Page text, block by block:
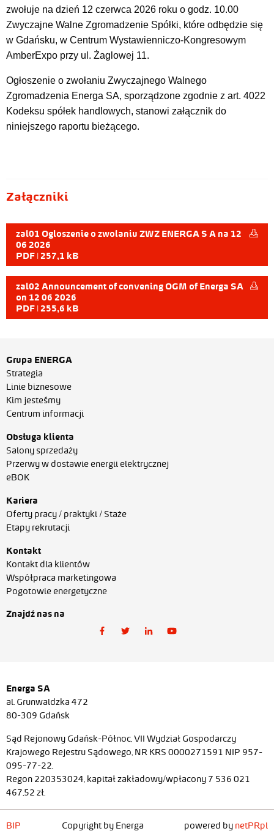
zwołuje na dzień 12 czerwca 2026 roku o godz. 10.00
Zwyczajne Walne Zgromadzenie Spółki, które odbędzie się
w Gdańsku, w Centrum Wystawienniczo-Kongresowym
AmberExpo przy ul. Żaglowej 11.
Ogłoszenie o zwołaniu Zwyczajnego Walnego
Zgromadzenia Energa SA, sporządzone zgodnie z art. 4022
Kodeksu spółek handlowych, stanowi załącznik do
niniejszego raportu bieżącego.
Załączniki
zal01 Ogloszenie o zwolaniu ZWZ ENERGA S A na 12
06 2026
PDF | 257,1 kB
zal02 Announcement of convening OGM of Energa SA
on 12 06 2026
PDF | 255,6 kB
Grupa ENERGA
Strategia
Linie biznesowe
Kim jesteśmy
Centrum informacji
Obsługa klienta
Salony sprzedaży
Przerwy w dostawie energii elektrycznej
eBOK
Kariera
Oferty pracy / praktyki / Staże
Etapy rekrutacji
Kontakt
Kontakt dla klientów
Współpraca marketingowa
Pogotowie energetyczne
Znajdź nas na
Energa SA
al. Grunwaldzka 472
80-309 Gdańsk
Sąd Rejonowy Gdańsk-Północ, VII Wydział Gospodarczy
Krajowego Rejestru Sądowego, NR KRS 0000271591 NIP 957-
095-77-22,
Regon 220353024, kapitał zakładowy/wpłacony 7 536 021
467,52 zł.
BIP Copyright by Energa powered by netPR.pl